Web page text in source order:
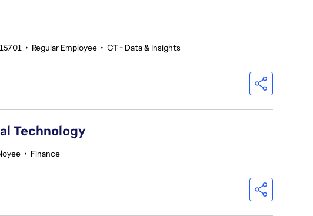
• Regular Employee • CT - Data & Insights
Technology
• Finance